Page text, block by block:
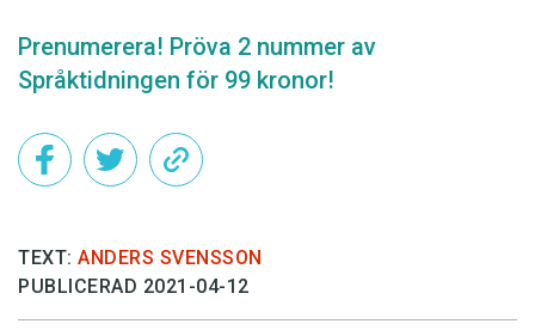
Prenumerera! Pröva 2 nummer av
Språktidningen för 99 kronor!
TEXT: ANDERS SVENSSON
PUBLICERAD 2021-04-12